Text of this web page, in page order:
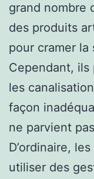
grand nombre
des produits
pour cramer la
Cependant, ils
les
façon
ne parvient
D’ordinaire,
utiliser des